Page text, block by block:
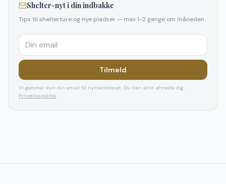
Shelter-nyt i din indbakke
Tips til shelterture og nye pladser — max 1-2 gange om måneden.
Tilmeld
Vi gemmer kun din email til nyhedsbrevet. Du kan altid afmelde dig.
Privatlivspolitik